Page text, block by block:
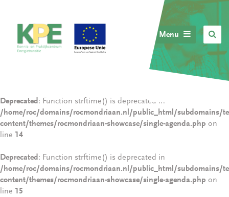
Menu
Deprecated : Function strftime() is deprecated in
/home/roc/domains/rocmondriaan.nl/public_html/subdomains/
content/themes/rocmondriaan-showcase/single-agenda.php on
line 14
Deprecated : Function strftime() is deprecated in
/home/roc/domains/rocmondriaan.nl/public_html/subdomains/
content/themes/rocmondriaan-showcase/single-agenda.php on
line 15